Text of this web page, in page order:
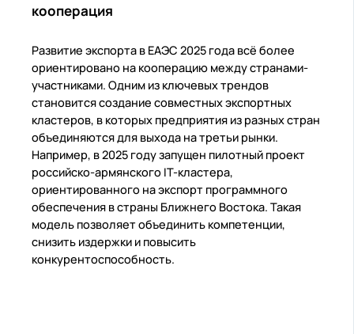
кооперация
Развитие экспорта в ЕАЭС 2025 года всё более
ориентировано на кооперацию между странами-
участниками. Одним из ключевых трендов
становится создание совместных экспортных
кластеров, в которых предприятия из разных стран
объединяются для выхода на третьи рынки.
Например, в 2025 году запущен пилотный проект
российско-армянского IT-кластера,
ориентированного на экспорт программного
обеспечения в страны Ближнего Востока. Такая
модель позволяет объединить компетенции,
снизить издержки и повысить
конкурентоспособность.